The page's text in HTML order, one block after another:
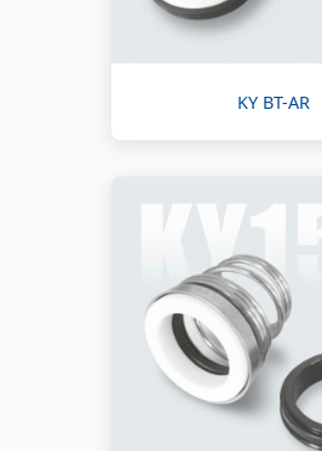
KY BT-AR